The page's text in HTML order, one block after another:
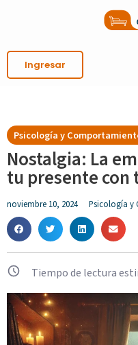
Ingresar
Psicología y
Nostalgia: La
tu presente con
noviembre 10, 2024 Psicología y
Tiempo de lectura